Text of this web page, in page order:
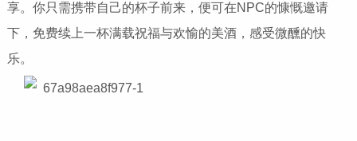
享。你只需携带自己的杯子前来，便可在NPC的慷慨邀请
下，免费续上一杯满载祝福与欢愉的美酒，感受微醺的快
乐。